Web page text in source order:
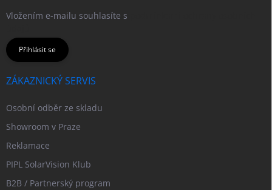
Vložením e-mailu souhlasíte s
Přihlásit se
ZÁKAZNICKÝ SERVIS
Osobní odběr ze skladu
Showroom v Praze
Reklamace
PIPL SolarVision Klub
B2B / Partnerský program